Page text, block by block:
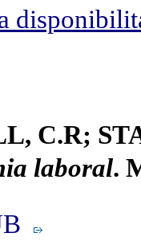
C.R;
laboral.